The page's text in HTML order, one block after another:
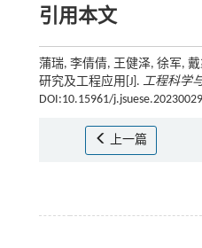
引用本文
蒲瑞, 李倩倩, 王健泽, 徐军,
研究及工程应用[J]. 工程科学
DOI:10.15961/
上一篇